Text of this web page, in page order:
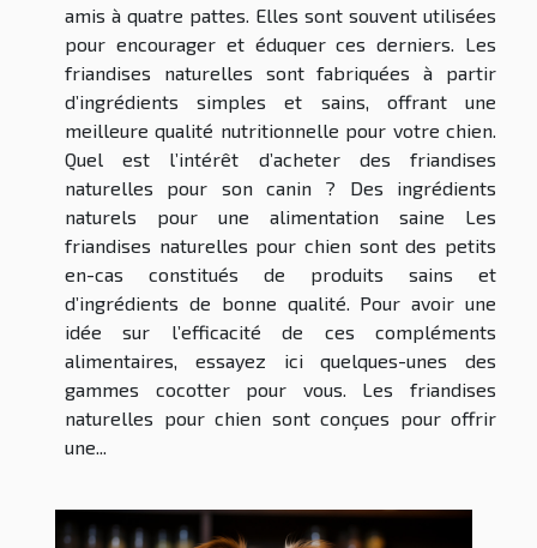
amis à quatre pattes. Elles sont souvent utilisées
pour encourager et éduquer ces derniers. Les
friandises naturelles sont fabriquées à partir
d’ingrédients simples et sains, offrant une
meilleure qualité nutritionnelle pour votre chien.
Quel est l’intérêt d’acheter des friandises
naturelles pour son canin ? Des ingrédients
naturels pour une alimentation saine Les
friandises naturelles pour chien sont des petits
en-cas constitués de produits sains et
d’ingrédients de bonne qualité. Pour avoir une
idée sur l’efficacité de ces compléments
alimentaires, essayez ici quelques-unes des
gammes cocotter pour vous. Les friandises
naturelles pour chien sont conçues pour offrir
une...